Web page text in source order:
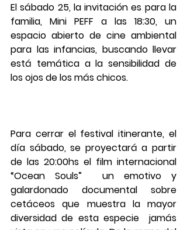
El sábado 25, la invitación es para la
familia, Mini PEFF a las 18:30, un
espacio abierto de cine ambiental
para las infancias, buscando llevar
está temática a la sensibilidad de
los ojos de los más chicos.
Para cerrar el festival itinerante, el
día sábado, se proyectará a partir
de las 20:00hs el film internacional
“Ocean Souls”  un emotivo y
galardonado documental sobre
cetáceos que muestra la mayor
diversidad de esta especie  jamás